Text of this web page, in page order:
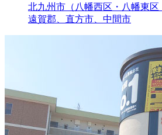
北九州市（八幡西区・八幡東区
遠賀郡、直方市、中間市